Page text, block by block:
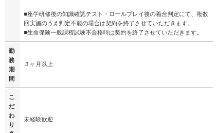
■座学研修後の知識確認テスト・ロールプレイ後の着台判定にて、複数
回実施のうえ判定不能の場合は契約を終了させていただきます。
■生命保険一般課程試験不合格時は契約を終了させていただきます。
勤
務
期
間
３ヶ月以上
こ
だ
わ
り
未経験歓迎